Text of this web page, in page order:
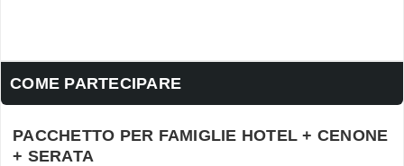
COME PARTECIPARE
PACCHETTO PER FAMIGLIE HOTEL + CENONE
+ SERATA